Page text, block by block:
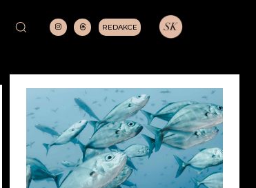
REDAKCE